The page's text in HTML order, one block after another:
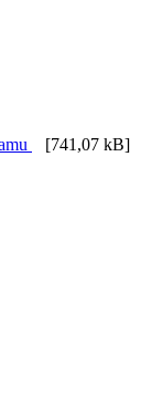
[741,07 kB]